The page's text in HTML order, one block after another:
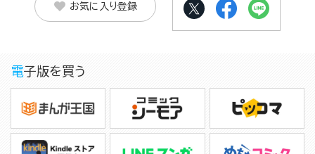
お気に入り登録
電子版を買う